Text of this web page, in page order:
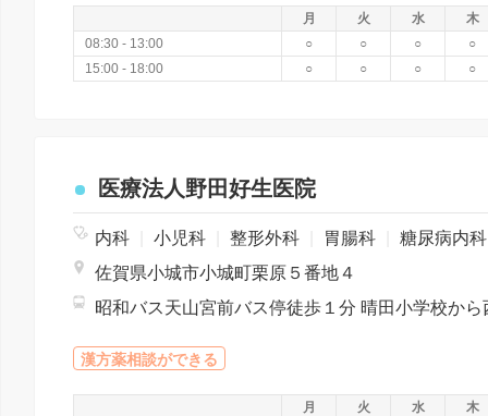
月 火 水
木
08:30 - 13:00
○ ○ ○
○
15:00 - 18:00
○ ○ ○ ○
医療法人野田好生医院
内科 小児科 整形外科 胃腸科
糖尿病内
佐賀県小城市小城町栗原５番地４
漢方薬相談ができる
月 火 水
木